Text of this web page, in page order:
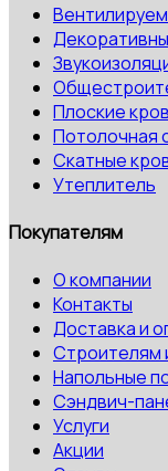
Плоские
Потолочная
Скатные
Утеплитель
Покупателям
О компании
Контакты
Доставка и
Строителям
Напольные
Сэндвич-
Услуги
Акции